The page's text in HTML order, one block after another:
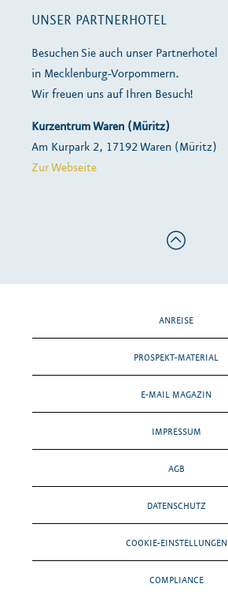
UNSER PARTNERHOTEL
Besuchen Sie auch unser Partnerhotel
in Mecklenburg-Vorpommern.
Wir freuen uns auf Ihren Besuch!
Kurzentrum Waren (Müritz)
Am Kurpark 2, 17192 Waren (Müritz)
Zur Webseite
ANREISE
PROSPEKT-MATERIAL
E-MAIL MAGAZIN
IMPRESSUM
AGB
DATENSCHUTZ
COOKIE-EINSTELLUNGEN
COMPLIANCE